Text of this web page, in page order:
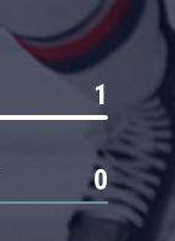
1
0